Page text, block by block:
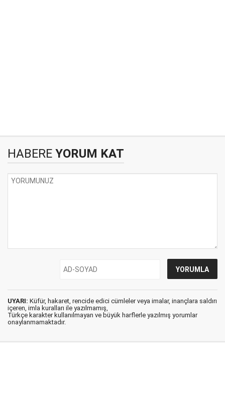
HABERE YORUM KAT
UYARI: Küfür, hakaret, rencide edici cümleler veya imalar, inançlara saldırı
içeren, imla kuralları ile yazılmamış,
Türkçe karakter kullanılmayan ve büyük harflerle yazılmış yorumlar
onaylanmamaktadır.